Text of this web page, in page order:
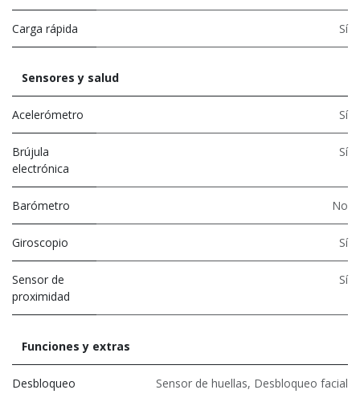
Carga rápida Sí
Sensores y salud
Acelerómetro Sí
Brújula
electrónica
Sí
Barómetro No
Giroscopio Sí
Sensor de
proximidad
Sí
Funciones y extras
Desbloqueo Sensor de huellas, Desbloqueo facial